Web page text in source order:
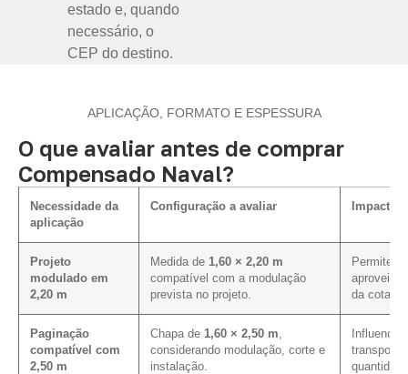
estado e, quando
necessário, o
CEP do destino.
APLICAÇÃO, FORMATO E ESPESSURA
O que avaliar antes de comprar
Compensado Naval?
Necessidade da
aplicação
Configuração a avaliar Impacto
Projeto
modulado em
2,20 m
Medida de 1,60 × 2,20 m
compatível com a modulação
prevista no projeto.
Permite
da
Paginação
compatível com
2,50 m
Chapa de 1,60 × 2,50 m
considerando modulação, corte e
instalação.